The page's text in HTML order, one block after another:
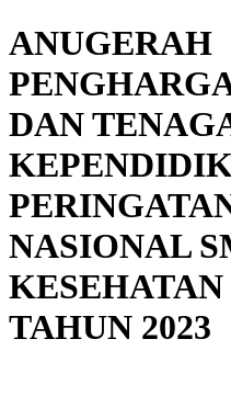
ANUGERAH
DAN
NASIONAL
TAHUN 2023